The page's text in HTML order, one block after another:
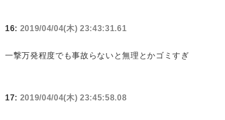
16: 2019/04/04(木) 23:43:31.61
一撃万発程度でも事故らないと無理とかゴミすぎ
17: 2019/04/04(木) 23:45:58.08